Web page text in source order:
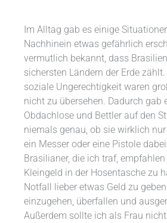
Im Alltag gab es einige
Nachhinein etwas gefährlich
vermutlich bekannt, dass
sichersten Ländern der Erde
soziale Ungerechtigkeit waren
nicht zu übersehen. Dadurch gab
Obdachlose und Bettler auf den
niemals genau, ob sie wirklich
ein Messer oder eine Pistole
Brasilianer, die ich traf,
Kleingeld in der Hosentasche zu
Notfall lieber etwas Geld zu
einzugehen, überfallen und
Außerdem sollte ich als Frau